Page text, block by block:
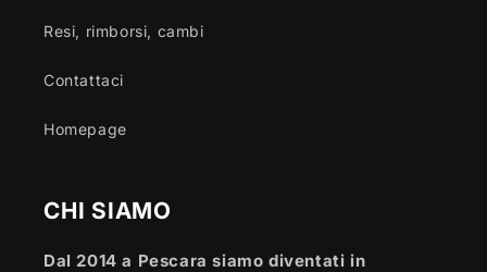
Resi, rimborsi, cambi
Contattaci
Homepage
CHI SIAMO
Dal 2014 a Pescara siamo diventati in